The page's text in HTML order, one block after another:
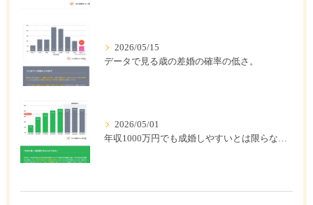
2026/05/15
データで見る歳の差婚の確率の低さ。
2026/05/01